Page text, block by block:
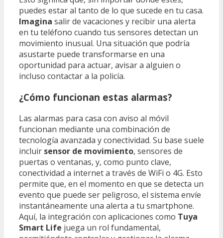
puedes estar al tanto de lo que sucede en tu casa.
Imagina salir de vacaciones y recibir una alerta
en tu teléfono cuando tus sensores detectan un
movimiento inusual. Una situación que podría
asustarte puede transformarse en una
oportunidad para actuar, avisar a alguien o
incluso contactar a la policía.
¿Cómo funcionan estas alarmas?
Las alarmas para casa con aviso al móvil
funcionan mediante una combinación de
tecnología avanzada y conectividad. Su base suele
incluir sensor de movimiento, sensores de
puertas o ventanas, y, como punto clave,
conectividad a internet a través de WiFi o 4G. Esto
permite que, en el momento en que se detecta un
evento que puede ser peligroso, el sistema envíe
instantáneamente una alerta a tu smartphone.
Aquí, la integración con aplicaciones como Tuya
Smart Life juega un rol fundamental,